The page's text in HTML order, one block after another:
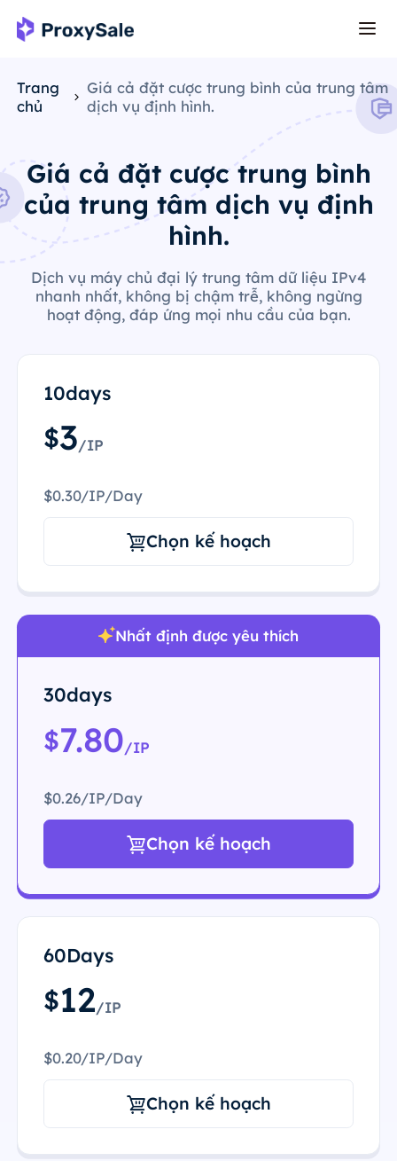
Trang
chủ
Giá cả đặt cược trung bình của trung tâm
dịch vụ định hình.
Giá cả đặt cược trung bình
của trung tâm dịch vụ định
hình.
Dịch vụ máy chủ đại lý trung tâm dữ liệu IPv4
nhanh nhất, không bị chậm trễ, không ngừng
hoạt động, đáp ứng mọi nhu cầu của bạn.
10days
$3/IP
$0.30/IP/Day
Chọn kế hoạch
Nhất định được yêu thích
30days
$7.80/IP
$0.26/IP/Day
Chọn kế hoạch
60Days
$12/IP
$0.20/IP/Day
Chọn kế hoạch